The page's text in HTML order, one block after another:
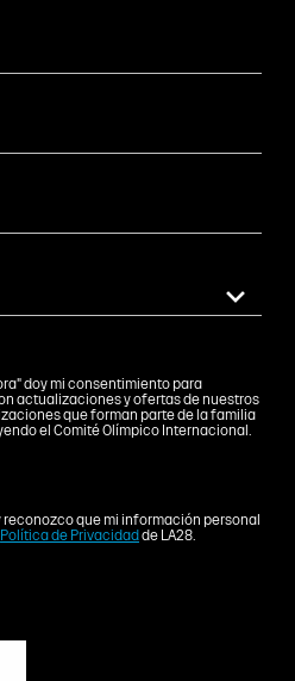
doy mi consentimiento para
actualizaciones y ofertas de nuestros
que forman parte de la familia
el Comité Olímpico Internacional.
reconozco que mi información personal
Política de Privacidad de LA28.